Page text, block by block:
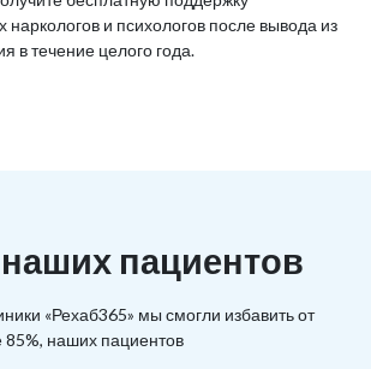
и психологов после вывода из
в течение целого года.
наших пациентов
«Рехаб365» мы смогли избавить от
85%, наших пациентов